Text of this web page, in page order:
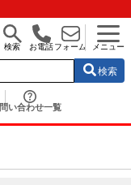
検索 お電話フォーム メニュー
検索
問い合わせ一覧